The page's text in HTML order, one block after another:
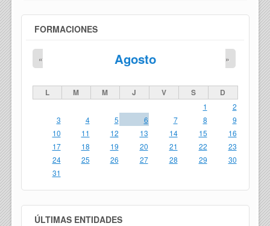
FORMACIONES
Agosto
« »
L M M J V S D
1
2
3
4 5 6 7 8
9
10
11 12 13 14 15
16
17
18 19 20 21 22
23
24
25 26 27 28 29
30
31
ÚLTIMAS ENTIDADES